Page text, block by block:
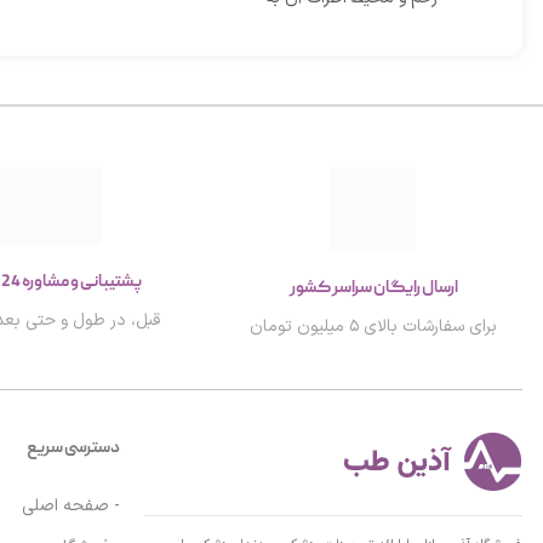
ارسال رایگان سراسر کشور
برای سفارشات بالای ۵ میلیون تومان
پشتیبانی و مشاوره 24 ساعته
قبل، در طول و حتی
دسترسی سریع
- صفحه اصلی